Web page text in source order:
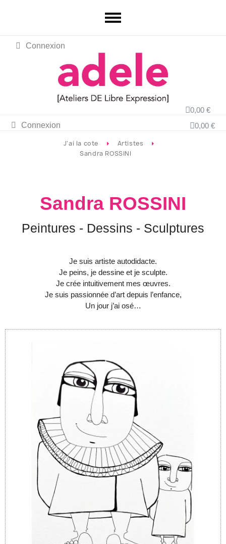
Connexion
0,00 €
Connexion
0,00 €
J'ai la cote
Artistes
Sandra ROSSINI
Sandra ROSSINI
Peintures - Dessins - Sculptures
Je suis artiste autodidacte.
Je peins, je dessine et je sculpte.
Je crée intuitivement mes œuvres.
Je suis passionnée d’art depuis l’enfance,
Un jour j’ai osé…